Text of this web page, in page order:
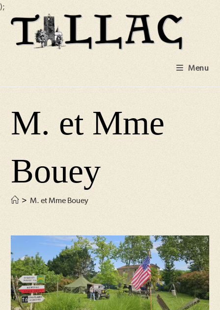
);
Skip
content
Menu
M. et Mme
Bouey
> M. et Mme Bouey